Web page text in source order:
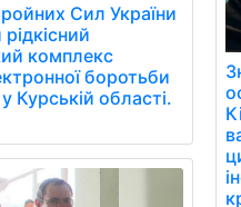
Сил України
комплекс
боротьби
Курській області.